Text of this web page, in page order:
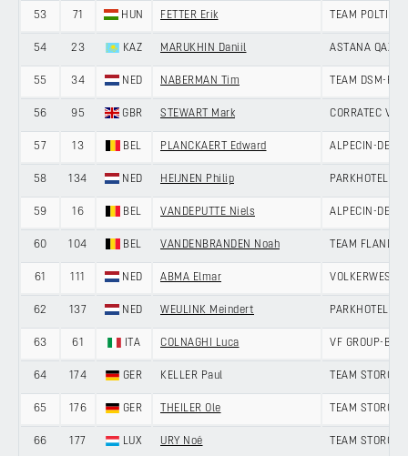
53 71 HUN FETTER Erik TEAM POLTI
54 23 KAZ MARUKHIN Daniil ASTANA
55 34 NED NABERMAN Tim TEAM DSM-
56 95 GBR STEWART Mark CORRATEC
57 13 BEL PLANCKAERT Edward ALPECIN-
58 134 NED HEIJNEN Philip PARKHOTEL
59 16 BEL VANDEPUTTE Niels ALPECIN-
60 104 BEL VANDENBRANDEN Noah TEAM
61 111 NED ABMA Elmar
62 137 NED WEULINK Meindert PARKHOTEL
63 61 ITA COLNAGHI Luca VF GROUP-
64 174 GER KELLER Paul TEAM STORCK
65 176 GER THEILER Ole TEAM STORCK
66 177 LUX URY Noé TEAM STORCK